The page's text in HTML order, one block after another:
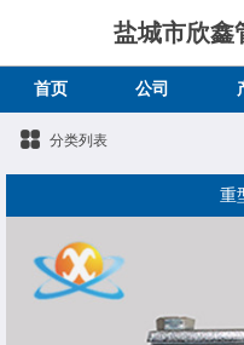
盐城市欣鑫
首页 公司
分类列表
重